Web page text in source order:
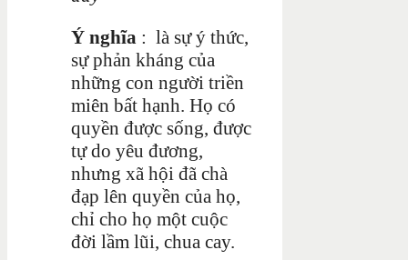
Ý nghĩa : là sự ý thức,
sự phản kháng của
những con người triền
miên bất hạnh. Họ có
quyền được sống, được
tự do yêu đương,
nhưng xã hội đã chà
đạp lên quyền của họ,
chỉ cho họ một cuộc
đời lầm lũi, chua cay.